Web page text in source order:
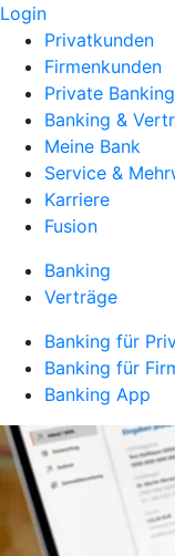
Login
Privatkunden
Firmenkunden
Private Banking
Banking &
Meine Bank
Service &
Karriere
Fusion
Banking
Verträge
Banking für
Banking für
Banking App